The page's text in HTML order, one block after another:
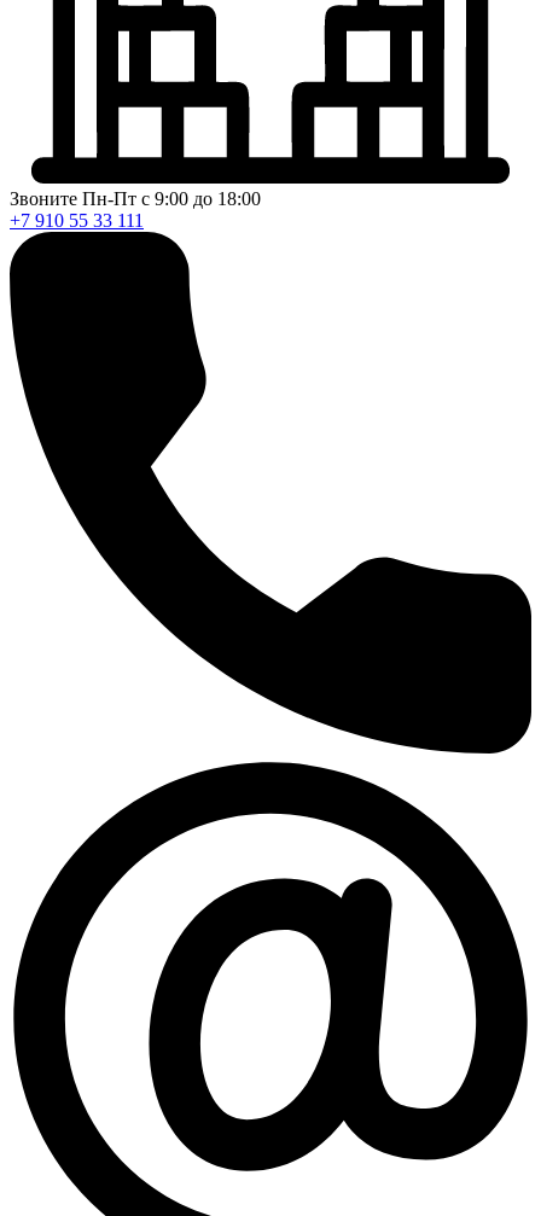
Звоните Пн-Пт с 9:00 до 18:00
+7 910 55 33 111